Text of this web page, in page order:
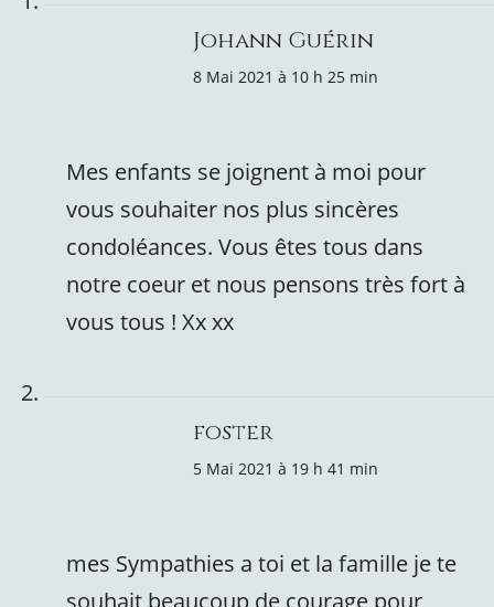
Johann Guérin
8 Mai 2021 à 10 h 25 min
Mes enfants se joignent à moi pour
vous souhaiter nos plus sincères
condoléances. Vous êtes tous dans
notre coeur et nous pensons très fort à
vous tous ! Xx xx
foster
5 Mai 2021 à 19 h 41 min
mes Sympathies a toi et la famille je te
souhait beaucoup de courage pour